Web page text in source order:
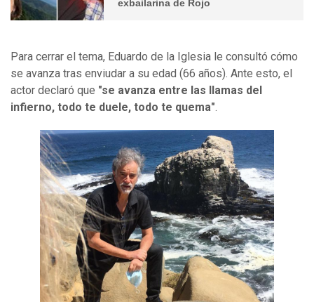
exbailarina de Rojo
Para cerrar el tema, Eduardo de la Iglesia le consultó cómo
se avanza tras enviudar a su edad (66 años). Ante esto, el
actor declaró que "se avanza entre las llamas del
infierno, todo te duele, todo te quema".